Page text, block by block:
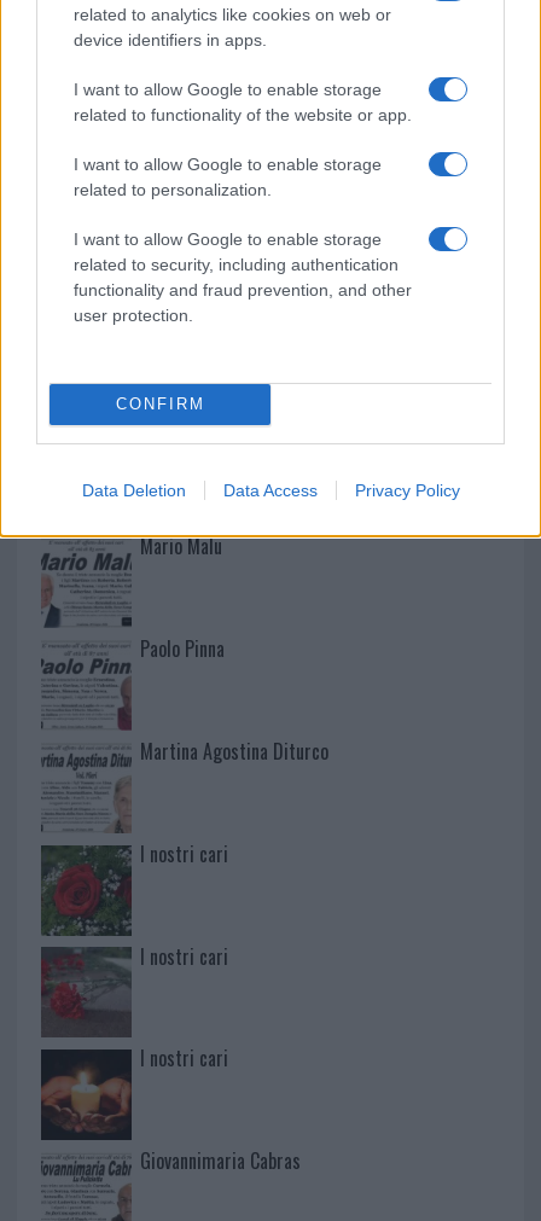
related to analytics like cookies on web or
device identifiers in apps.
I want to allow Google to enable storage
related to functionality of the website or app.
I want to allow Google to enable storage
related to personalization.
I want to allow Google to enable storage
related to security, including authentication
functionality and fraud prevention, and other
user protection.
CONFIRM
Data Deletion Data Access Privacy Policy
Mario Malu
Paolo Pinna
Martina Agostina Diturco
I nostri cari
I nostri cari
I nostri cari
Giovannimaria Cabras